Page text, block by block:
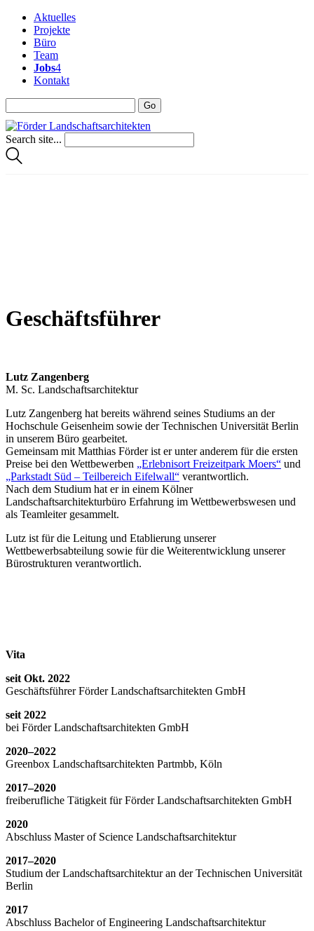
Aktuelles
Projekte
Büro
Team
Jobs4
Kontakt
Search site...
Geschäftsführer
Lutz Zangenberg
M. Sc. Landschaftsarchitektur
Lutz Zangenberg hat bereits während seines Studiums an der
Hochschule Geisenheim sowie der Technischen Universität Berlin
in unserem Büro gearbeitet.
Gemeinsam mit Matthias Förder ist er unter anderem für die ersten
Preise bei den Wettbewerben „Erlebnisort Freizeitpark Moers“ und
„Parkstadt Süd – Teilbereich Eifelwall“ verantwortlich.
Nach dem Studium hat er in einem Kölner
Landschaftsarchitekturbüro Erfahrung im Wettbewerbswesen und
als Teamleiter gesammelt.
Lutz ist für die Leitung und Etablierung unserer
Wettbewerbsabteilung sowie für die Weiterentwicklung unserer
Bürostrukturen verantwortlich.
Vita
seit Okt. 2022
Geschäftsführer Förder Landschaftsarchitekten GmbH
seit 2022
bei Förder Landschaftsarchitekten GmbH
2020–2022
Greenbox Landschaftsarchitekten Partmbb, Köln
2017–2020
freiberufliche Tätigkeit für Förder Landschaftsarchitekten GmbH
2020
Abschluss Master of Science Landschaftsarchitektur
2017–2020
Studium der Landschaftsarchitektur an der Technischen Universität
Berlin
2017
Abschluss Bachelor of Engineering Landschaftsarchitektur